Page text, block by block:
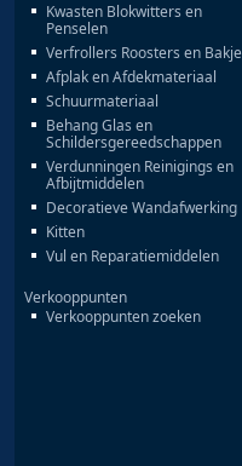
Kwasten Blokwitters en
Penselen
Verfrollers Roosters en
Afplak en Afdekmateriaal
Schuurmateriaal
Behang Glas en
Schildersgereedschappen
Verdunningen Reinigings en
Afbijtmiddelen
Decoratieve Wandafwerking
Kitten
Vul en Reparatiemiddelen
Verkooppunten
Verkooppunten zoeken